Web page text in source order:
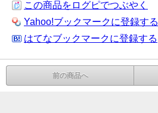
この商品をログピでつぶやく
Yahoo!ブックマークに登録する
はてなブックマークに登録する
前の商品へ